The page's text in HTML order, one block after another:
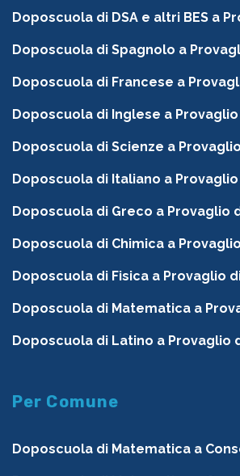
Doposcuola di DSA e altri BES a
Doposcuola di Spagnolo a
Doposcuola di Francese a
Doposcuola di Inglese a
Doposcuola di Scienze a
Doposcuola di Italiano a
Doposcuola di Greco a Provaglio
Doposcuola di Chimica a
Doposcuola di Fisica a Provaglio
Doposcuola di Matematica a
Doposcuola di Latino a Provaglio
Per Comune
Doposcuola di Matematica a